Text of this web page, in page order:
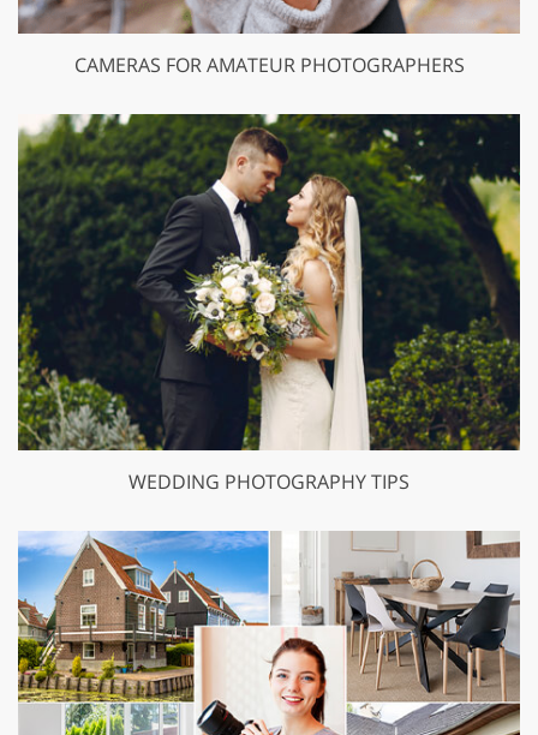
CAMERAS FOR AMATEUR PHOTOGRAPHERS
WEDDING PHOTOGRAPHY TIPS